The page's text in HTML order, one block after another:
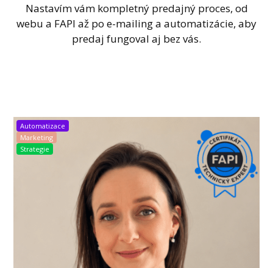
Nastavím vám kompletný predajný proces, od
webu a FAPI až po e-mailing a automatizácie, aby
predaj fungoval aj bez vás.
Automatizace
Marketing
Strategie